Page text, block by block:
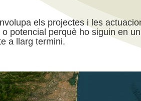
els projectes i les
potencial perquè ho siguin en
a llarg termini.